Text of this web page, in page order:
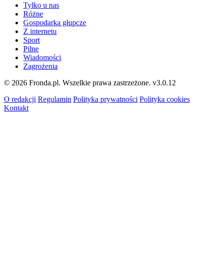
Tylko u nas
Różne
Gospodarka głupcze
Z internetu
Sport
Pilne
Wiadomości
Zagrożenia
© 2026 Fronda.pl. Wszelkie prawa zastrzeżone. v3.0.12
O redakcji Regulamin Polityka prywatności Polityka cookies
Kontakt